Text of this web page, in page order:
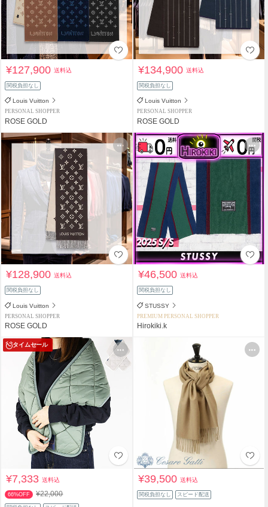
¥127,900送料込
関税負担なし
Louis Vuitton
PERSONAL SHOPPER
ROSE GOLD
¥134,900送料込
関税負担なし
Louis Vuitton
PERSONAL SHOPPER
ROSE GOLD
¥128,900送料込
関税負担なし
Louis Vuitton
PERSONAL SHOPPER
ROSE GOLD
¥46,500送料込
関税負担なし
STUSSY
PREMIUM PERSONAL SHOPPER
Hirokiki.k
タイムセール
¥7,333送料込
66%OFF ¥22,000
¥39,500送料込
関税負担なし スピード配送